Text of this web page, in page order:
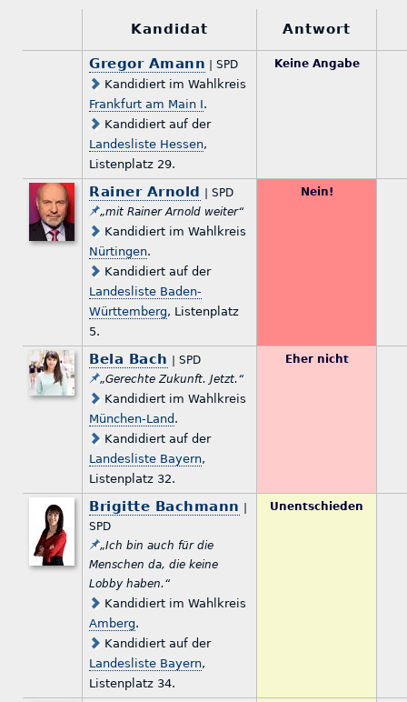
Kandidat Antwort
Gregor Amann | SPD
Kandidiert im Wahlkreis
Frankfurt am Main I.
Kandidiert auf der
Landesliste Hessen,
Listenplatz 29.
Keine Angabe
Rainer Arnold
| SPD
„mit Rainer Arnold weiter“
Kandidiert im Wahlkreis
Nürtingen.
Kandidiert auf der
Landesliste Baden-
Württemberg, Listenplatz
5.
Nein!
Bela Bach
| SPD
„Gerechte Zukunft. Jetzt.“
Kandidiert im Wahlkreis
München-Land .
Kandidiert auf der
Landesliste Bayern,
Listenplatz 32.
Eher nicht
Brigitte Bachmann
SPD
„Ich bin auch für die
Menschen da, die keine
Lobby haben.“
Kandidiert im Wahlkreis
Amberg.
Kandidiert auf der
Landesliste Bayern,
Listenplatz 34.
Unentschieden